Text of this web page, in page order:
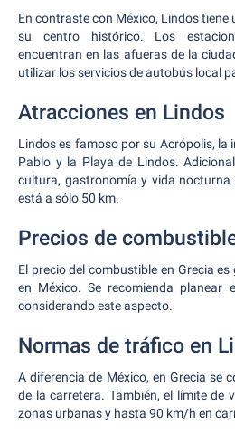
En contraste con México, Lindos
su centro histórico. Los
encuentran en las afueras de la
utilizar los servicios de autobús local
Atracciones en Lindos
Lindos es famoso por su Acrópolis, la
Pablo y la Playa de Lindos.
cultura, gastronomía y vida nocturna
está a sólo 50 km.
Precios de
El precio del combustible en Grecia
en México. Se recomienda planear
considerando este aspecto.
Normas de tráfico en
A diferencia de México, en Grecia se
de la carretera. También, el límite de
zonas urbanas y hasta 90 km/h en